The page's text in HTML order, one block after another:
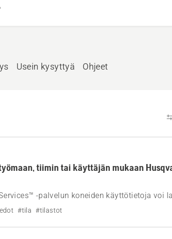
Usein kysyttyä Ohjeet
tiimin tai käyttäjän mukaan
-palvelun koneiden käyttötietoja voi
nimeämällä.
#tila #tilastot